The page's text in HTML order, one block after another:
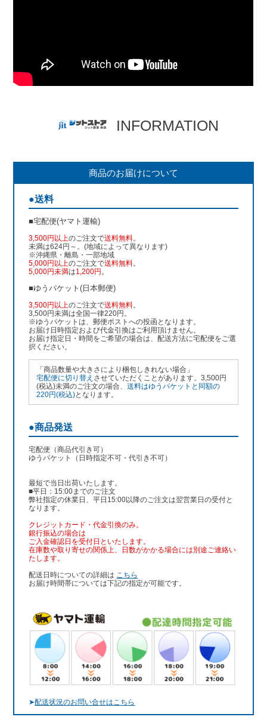
INFORMATION
商品のお届けについて
●送料
■宅配便(ヤマト運輸)
3,500円以上のご注文で送料無料。
未満は624円～。(地域によって異なります)
※沖縄県・離島・一部地域
5,000円以上のご注文で送料無料。
5,000円未満は1,200円 。
■ゆうパケット(日本郵便)
3,500円以上のご注文で送料無料。
3,500円未満は全国一律220円。
※ゆうパケットは、郵便ポストへの投函となります。
お届け日時指定および代金引換はご利用頂けません。
お届け指定日・時間をご希望の場合は、配送方法に宅配便をご選
択ください。
「商品数量や大きさにより梱包しきれない場合」
宅配便に切り替え させていただくことがあります。3,500円
(税込)未満のご注文の場合、送料はゆうパケットと同額の
220円(税込)となります。
●商品発送
宅配便（商品代引き可）
ゆうパケット（日時指定不可・代引き不可）
最短で当日出荷いたします。
■平日：15:00までのご注文
弊社指定の休業日、平日15:00以降のご注文は翌営業日の受付と
なります。
クレジットカード・代金引換のみ。
銀行振込の場合は
ご入金確認日を受付日といたします。
在庫数や取り寄せの関係上、日数がかかる場合には別途ご連絡い
たします。
配送日時についての詳細は こちら
お届け時間帯については下記の指定が可能です。
➤配送状況のお問い合せはこちら